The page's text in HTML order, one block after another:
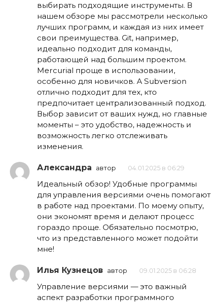
выбирать подходящие инструменты. В
нашем обзоре мы рассмотрели несколько
лучших программ, и каждая из них имеет
свои преимущества. Git, например,
идеально подходит для команды,
работающей над большим проектом.
Mercurial проще в использовании,
особенно для новичков. А Subversion
отлично подходит для тех, кто
предпочитает централизованный подход.
Выбор зависит от ваших нужд, но главные
моменты – это удобство, надежность и
возможность легко отслеживать
изменения.
Александра автор 04.01.2025 в 06:29
Идеальный обзор! Удобные программы
для управления версиями очень помогают
в работе над проектами. По моему опыту,
они экономят время и делают процесс
гораздо проще. Обязательно посмотрю,
что из представленного может подойти
мне!
Илья Кузнецов автор 09.01.2025 в 06:28
Управление версиями — это важный
аспект разработки программного